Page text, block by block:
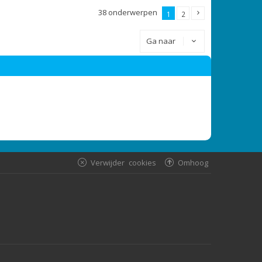
38 onderwerpen 1 2
Ga naar
Omhoog
Verwijder cookies